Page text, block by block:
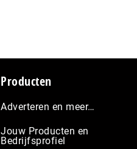
Producten
Adverteren en meer…
Jouw Producten en
Bedrijfsprofiel